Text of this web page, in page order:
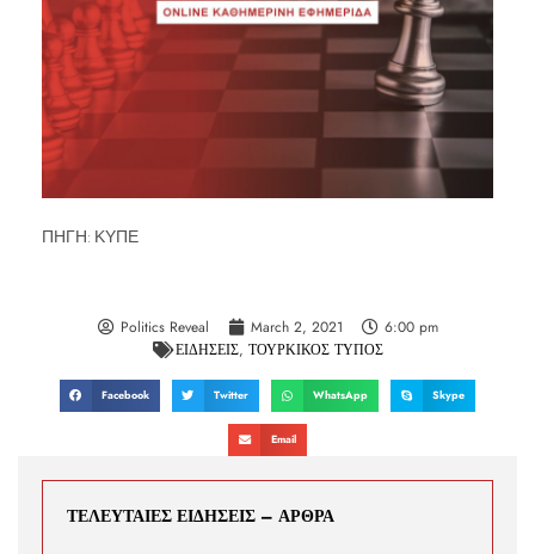
ΠΗΓΗ: ΚΥΠΕ
Politics Reveal March 2, 2021
6:00 pm
ΕΙΔΗΣΕΙΣ, ΤΟΥΡΚΙΚΟΣ ΤΥΠΟΣ
Facebook Twitter WhatsApp Skype
Email
ΤΕΛΕΥΤΑΙΕΣ ΕΙΔΗΣΕΙΣ – ΑΡΘΡΑ